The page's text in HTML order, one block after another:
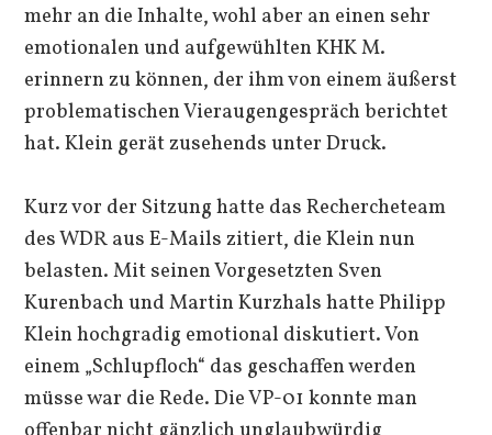
mehr an die Inhalte, wohl aber an einen sehr
emotionalen und aufgewühlten KHK M.
erinnern zu können, der ihm von einem äußerst
problematischen Vieraugengespräch berichtet
hat. Klein gerät zusehends unter Druck.
Kurz vor der Sitzung hatte das Rechercheteam
des WDR aus E-Mails zitiert, die Klein nun
belasten. Mit seinen Vorgesetzten Sven
Kurenbach und Martin Kurzhals hatte Philipp
Klein hochgradig emotional diskutiert. Von
einem „Schlupfloch“ das geschaffen werden
müsse war die Rede. Die VP-01 konnte man